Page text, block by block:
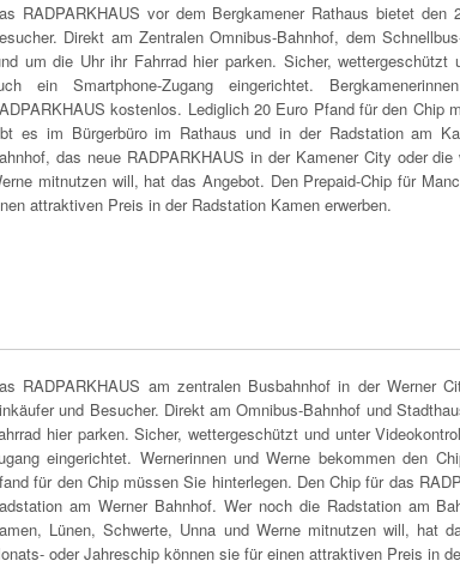
RADPARKHAUS vor dem Bergkamener Rathaus bietet den
Direkt am Zentralen Omnibus-Bahnhof, dem
um die Uhr ihr Fahrrad hier parken. Sicher,
ein Smartphone-Zugang eingerichtet.
kostenlos. Lediglich 20 Euro Pfand für den Chip
es im Bürgerbüro im Rathaus und in der Radstation am
das neue RADPARKHAUS in der Kamener City oder
mitnutzen will, hat das Angebot. Den Prepaid-Chip für
attraktiven Preis in der Radstation Kamen erwerben.
RADPARKHAUS am zentralen Busbahnhof in der Werner
und Besucher. Direkt am Omnibus-Bahnhof und
hier parken. Sicher, wettergeschützt und unter
eingerichtet. Wernerinnen und Werne bekommen den
für den Chip müssen Sie hinterlegen. Den Chip für das
am Werner Bahnhof. Wer noch die Radstation am
Lünen, Schwerte, Unna und Werne mitnutzen will, hat
oder Jahreschip können sie für einen attraktiven Preis in